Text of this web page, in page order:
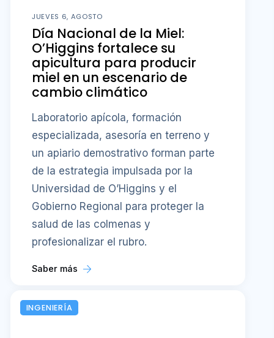
JUEVES 6, AGOSTO
Día Nacional de la Miel:
O’Higgins fortalece su
apicultura para producir
miel en un escenario de
cambio climático
Laboratorio apícola, formación
especializada, asesoría en terreno y
un apiario demostrativo forman parte
de la estrategia impulsada por la
Universidad de O’Higgins y el
Gobierno Regional para proteger la
salud de las colmenas y
profesionalizar el rubro.
Saber más
INGENIERÍA